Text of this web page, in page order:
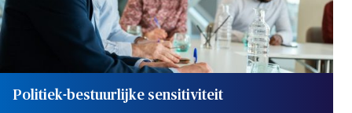
Politiek-bestuurlijke sensitiviteit